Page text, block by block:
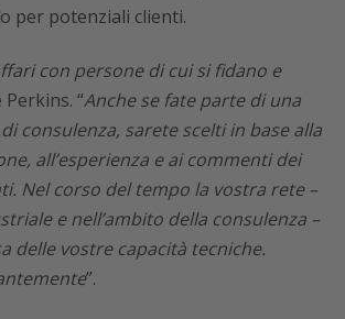
per potenziali clienti.
con persone di cui si fidano e
Perkins. “Anche se fate parte di una
consulenza, sarete scelti in base alla
all’esperienza e ai commenti dei
Nel corso del tempo la vostra rete –
e nell’ambito della consulenza –
delle vostre capacità tecniche.
”.